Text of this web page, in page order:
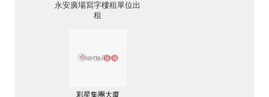
永安廣場寫字樓租單位出
租
彩星集團大廈